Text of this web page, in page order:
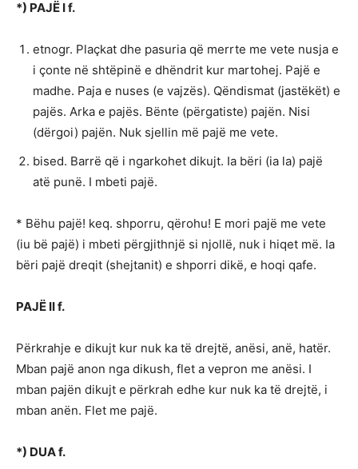
*) PAJË I f.
etnogr. Plaçkat dhe pasuria që merrte me vete nusja e
i çonte në shtëpinë e dhëndrit kur martohej. Pajë e
madhe. Paja e nuses (e vajzës). Qëndismat (jastëkët) e
pajës. Arka e pajës. Bënte (përgatiste) pajën. Nisi
(dërgoi) pajën. Nuk sjellin më pajë me vete.
bised. Barrë që i ngarkohet dikujt. Ia bëri (ia la) pajë
atë punë. I mbeti pajë.
* Bëhu pajë! keq. shporru, qërohu! E mori pajë me vete
(iu bë pajë) i mbeti përgjithnjë si njollë, nuk i hiqet më. Ia
bëri pajë dreqit (shejtanit) e shporri dikë, e hoqi qafe.
PAJË II f.
Përkrahje e dikujt kur nuk ka të drejtë, anësi, anë, hatër.
Mban pajë anon nga dikush, flet a vepron me anësi. I
mban pajën dikujt e përkrah edhe kur nuk ka të drejtë, i
mban anën. Flet me pajë.
*) DUA f.